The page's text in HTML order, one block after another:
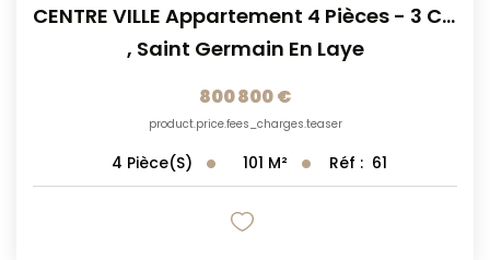
CENTRE VILLE Appartement 4 Pièces - 3 Chambres
, Saint Germain En Laye
800 800 €
product.price.fees_charges.teaser
4 Pièce(s) 101 M² Réf : 61